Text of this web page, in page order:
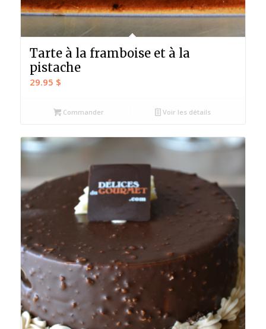
Tarte à la framboise et à la
pistache
29.95 $
Commander Voir les détails